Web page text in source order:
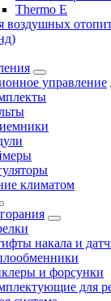
Thermo E
воздушных
управление
климатом
накала и
и форсунки
для